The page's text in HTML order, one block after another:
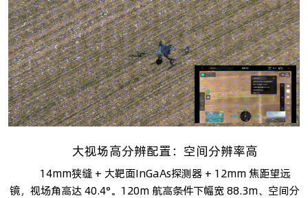
大视场高分辨配置：空间分辨率高
14mm狭缝 + 大靶面InGaAs探测器 + 12mm 焦距望远
镜，视场角高达 40.4°。120m 航高条件下幅宽 88.3m、空间分